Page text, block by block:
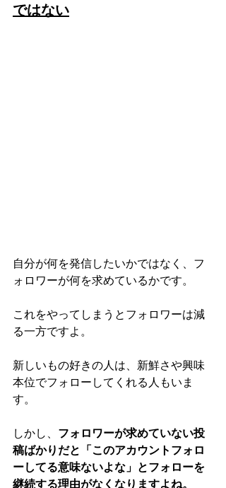
ではない
自分が何を発信したいかではなく、フ
ォロワーが何を求めているかです。
これをやってしまうとフォロワーは減
る一方ですよ。
新しいもの好きの人は、新鮮さや興味
本位でフォローしてくれる人もいま
す。
しかし、 フォロワーが求めていない投
稿ばかりだと「このアカウントフォロ
ーしてる意味ないよな」とフォローを
継続する理由がなくなりますよね。